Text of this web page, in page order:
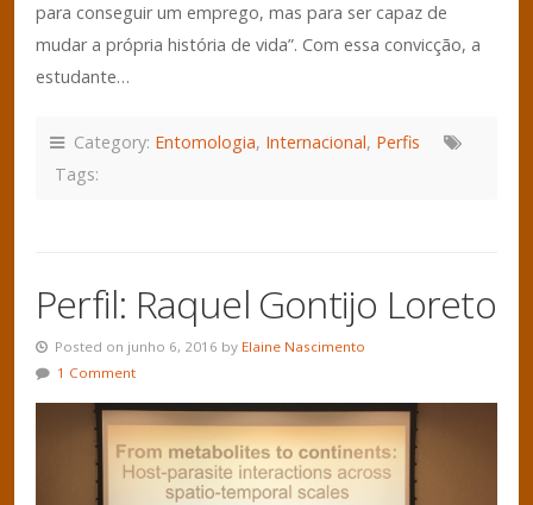
para conseguir um emprego, mas para ser capaz de
mudar a própria história de vida”. Com essa convicção, a
estudante…
Category: Entomologia, Internacional, Perfis
Tags:
Perfil: Raquel Gontijo Loreto
Posted on junho 6, 2016 by Elaine Nascimento
1 Comment